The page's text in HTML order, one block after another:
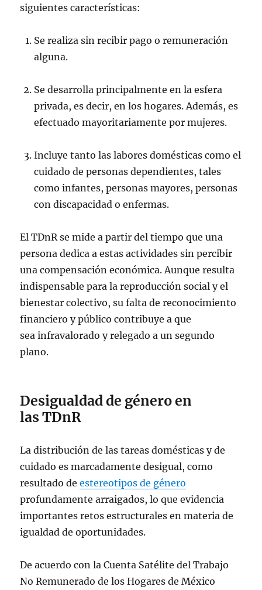
siguientes características:
Se realiza sin recibir pago o remuneración
alguna.
Se desarrolla principalmente en la esfera
privada, es decir, en los hogares. Además, es
efectuado mayoritariamente por mujeres.
Incluye tanto las labores domésticas como el
cuidado de personas dependientes, tales
como infantes, personas mayores, personas
con discapacidad o enfermas.
El TDnR se mide a partir del tiempo que una
persona dedica a estas actividades sin percibir
una compensación económica. Aunque resulta
indispensable para la reproducción social y el
bienestar colectivo, su falta de reconocimiento
financiero y público contribuye a que
sea infravalorado y relegado a un segundo
plano.
Desigualdad de género en
las TDnR
La distribución de las tareas domésticas y de
cuidado es marcadamente desigual, como
resultado deestereotipos de género
profundamente arraigados, lo que evidencia
importantes retos estructurales en materia de
igualdad de oportunidades.
De acuerdo con la Cuenta Satélite del Trabajo
No Remunerado de los Hogares de México